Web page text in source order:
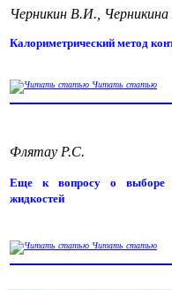
Черникин В.И.,
Калориметрический метод
Читать статью
Флятау Р.С.
Еще к вопросу о выборе
жидкостей
Читать статью